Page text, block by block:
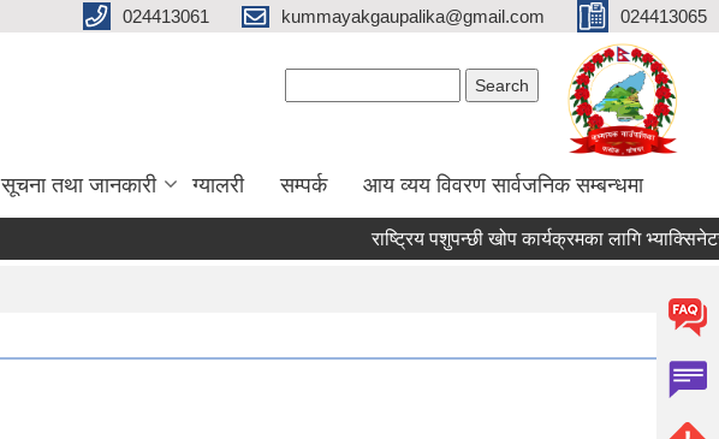
024413061 kummayakgaupalika@gmail.com 024413065
सूचना तथा जानकारी ग्यालरी सम्पर्क आय व्यय विवरण सार्वजनिक सम्बन्धमा
राष्ट्रिय पशुपन्छी खोप कार्यक्रमका लागि भ्याक्सिनेटर